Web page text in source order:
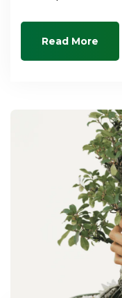
Read More